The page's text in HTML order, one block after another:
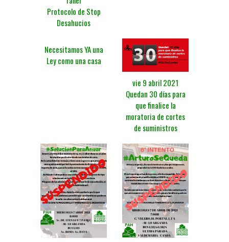
Protocolo de Stop
Desahucios
Necesitamos YA una
Ley como una casa
vie 9 abril 2021
Quedan 30 días para
que finalice la
moratoria de cortes
de suministros